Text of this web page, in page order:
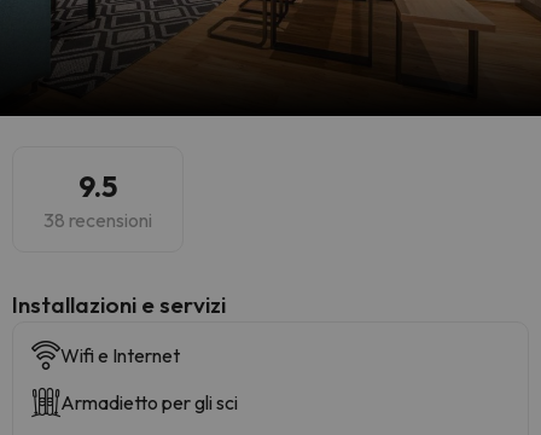
9.5
38 recensioni
Installazioni e servizi
Wifi e Internet
Armadietto per gli sci